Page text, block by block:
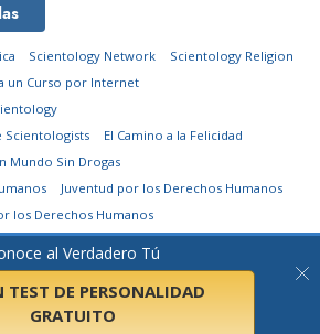
al Verdadero Tú
TEST DE PERSONALIDAD
GRATUITO
Scientology Network
Scientology Religion
un Curso por Internet
Scientologists
El Camino a la Felicidad
Mundo Sin Drogas
Juventud por los Derechos Humanos
los Derechos Humanos
Flag Ship Service Organization.
de privacidad•Política de cookies•Términos de